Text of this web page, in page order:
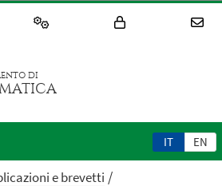
DI
IT EN
e brevetti